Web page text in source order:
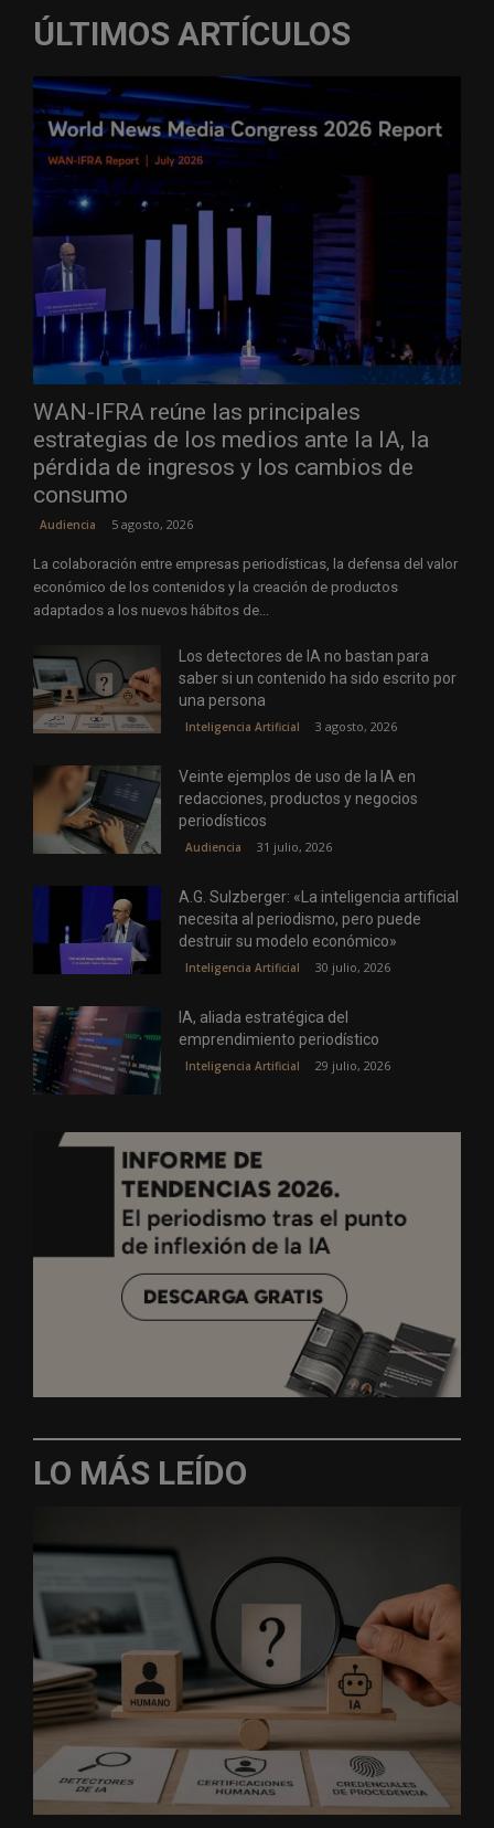
ÚLTIMOS ARTÍCULOS
WAN-IFRA reúne las principales
estrategias de los medios ante la IA, la
pérdida de ingresos y los cambios de
consumo
Audiencia 5 agosto, 2026
La colaboración entre empresas periodísticas, la defensa del valor
económico de los contenidos y la creación de productos
adaptados a los nuevos hábitos de...
Los detectores de IA no bastan para
saber si un contenido ha sido escrito por
una persona
Inteligencia Artificial 3 agosto, 2026
Veinte ejemplos de uso de la IA en
redacciones, productos y negocios
periodísticos
Audiencia 31 julio, 2026
A.G. Sulzberger: «La inteligencia artificial
necesita al periodismo, pero puede
destruir su modelo económico»
Inteligencia Artificial 30 julio, 2026
IA, aliada estratégica del
emprendimiento periodístico
Inteligencia Artificial 29 julio, 2026
LO MÁS LEÍDO